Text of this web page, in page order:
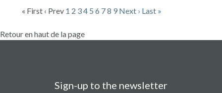
« First ‹ Prev 1 2 34 5 6 78 9 Next › Last »
Retour en haut de la page
Sign-up to the newsletter